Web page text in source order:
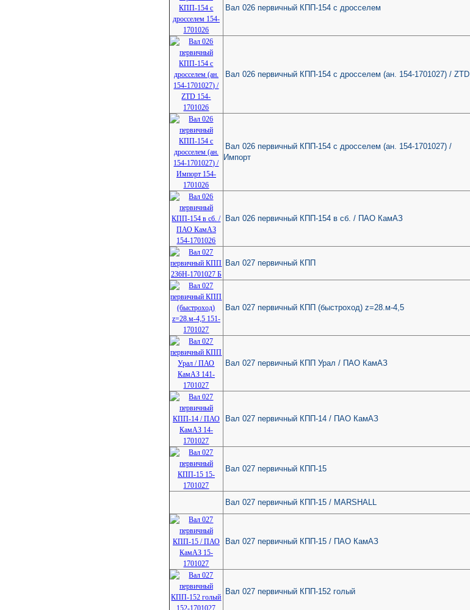
Вал 026 первичный КПП-154 с дросселем
Вал 026 первичный КПП-154 с дросселем (ан. 154-1701027) / ZTD
Вал 026 первичный КПП-154 с дросселем (ан. 154-1701027) /
Импорт
Вал 026 первичный КПП-154 в сб. / ПАО КамАЗ
Вал 027 первичный КПП
Вал 027 первичный КПП (быстроход) z=28.м-4,5
Вал 027 первичный КПП Урал / ПАО КамАЗ
Вал 027 первичный КПП-14 / ПАО КамАЗ
Вал 027 первичный КПП-15
Вал 027 первичный КПП-15 / MARSHALL
Вал 027 первичный КПП-15 / ПАО КамАЗ
Вал 027 первичный КПП-152 голый